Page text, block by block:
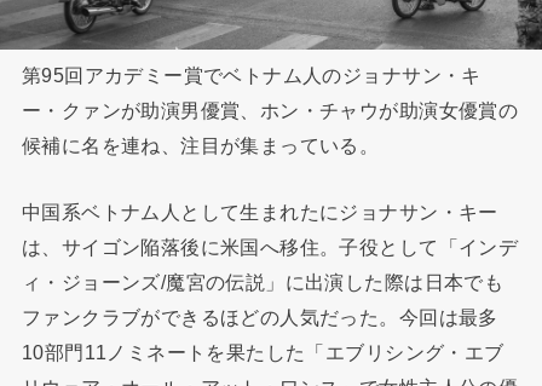
第95回アカデミー賞でベトナム人のジョナサン・キ
ー・クァンが助演男優賞、ホン・チャウが助演女優賞の
候補に名を連ね、注目が集まっている。
中国系ベトナム人として生まれたにジョナサン・キー
は、サイゴン陥落後に米国へ移住。子役として「インデ
ィ・ジョーンズ/魔宮の伝説」に出演した際は日本でも
ファンクラブができるほどの人気だった。今回は最多
10部門11ノミネートを果たした「エブリシング・エブ